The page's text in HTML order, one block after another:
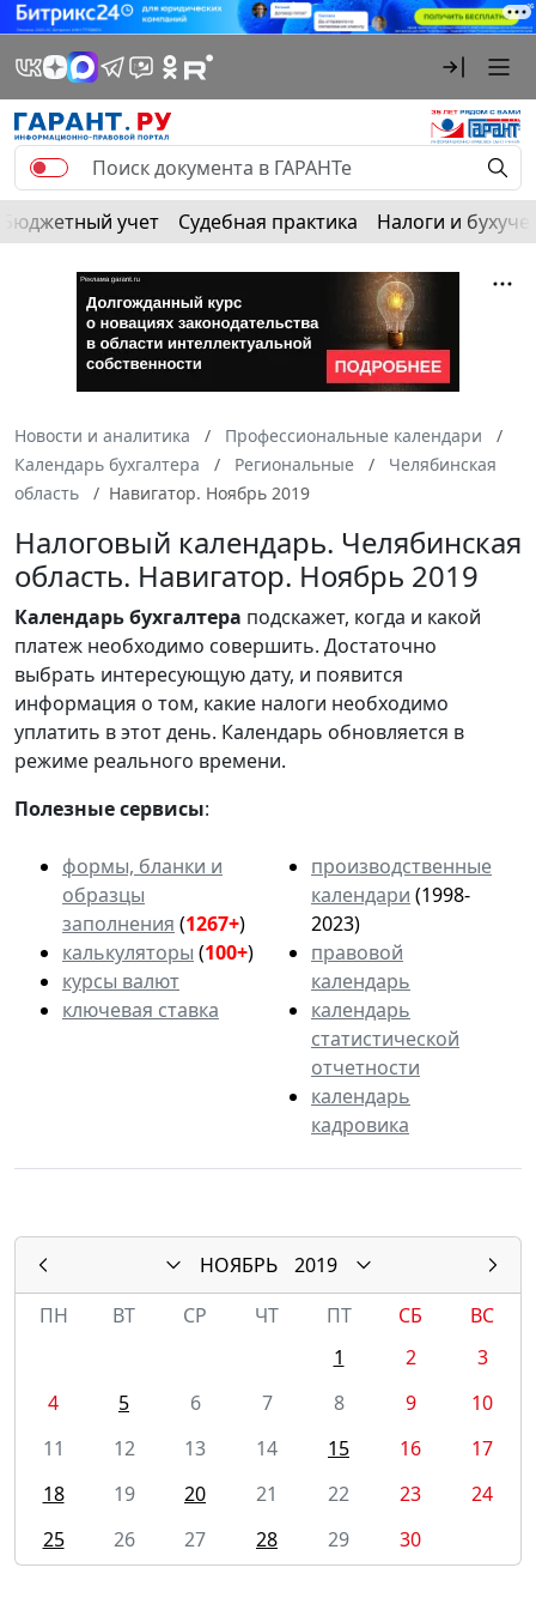
Бюджетный учет Судебная практика Налоги и
Новости и аналитика
Профессиональные календари
Календарь бухгалтера
Региональные
Челябинская
область
Навигатор. Ноябрь 2019
Налоговый календарь. Челябинская
область. Навигатор. Ноябрь 2019
Календарьбухгалтера подскажет, когда и какой
платеж необходимо совершить. Достаточно
выбрать интересующую дату, и появится
информация о том, какие налоги необходимо
уплатить в этот день. Календарь обновляется в
режиме реального времени.
Полезные сервисы:
формы, бланки и
образцы
заполнения (1267+)
калькуляторы (100+)
курсы валют
ключевая ставка
производственные
календари (1998-
2023)
правовой
календарь
календарь
статистической
отчетности
календарь
кадровика
НОЯБРЬ
2019
ПН
ВТ СР ЧТ ПТ СБ
ВС
1
2
3
4
5 6 7 8 9
10
11
12 13 14 15 16
17
18
19 20 21 22 23
24
25
26 27 28 29 30